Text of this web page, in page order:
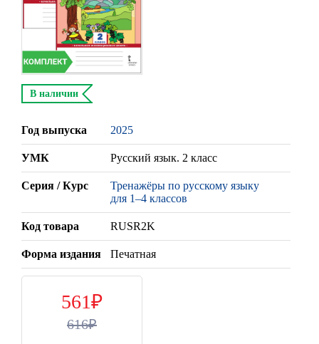
В наличии
Год выпуска 2025
УМК Русский язык. 2 класс
Серия / Курс
Тренажёры по русскому языку
для 1–4 классов
Код товара RUSR2K
Форма издания Печатная
561
616